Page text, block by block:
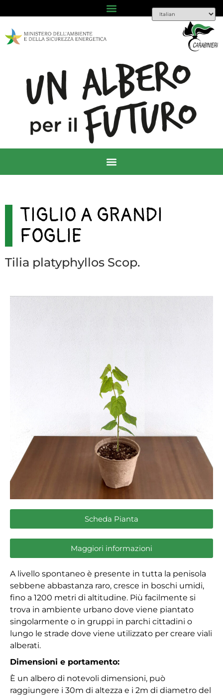
TIGLIO A GRANDI
FOGLIE
Tilia platyphyllos Scop.
Scheda Pianta
Maggiori informazioni
A livello spontaneo è presente in tutta la penisola
sebbene abbastanza raro, cresce in boschi umidi,
fino a 1200 metri di altitudine. Più facilmente si
trova in ambiente urbano dove viene piantato
singolarmente o in gruppi in parchi cittadini o
lungo le strade dove viene utilizzato per creare viali
alberati.
Dimensioni e portamento:
È un albero di notevoli dimensioni, può
raggiungere i 30m di altezza e i 2m di diametro del